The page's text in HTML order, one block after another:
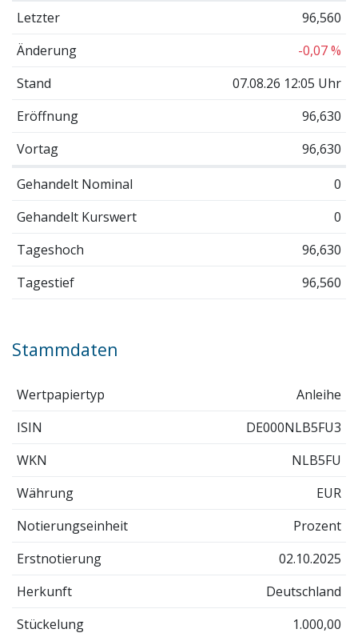
Letzter
96,560
Änderung
-0,07 %
Stand
07.08.26 12:05 Uhr
Eröffnung
96,630
Vortag
96,630
Gehandelt Nominal
0
Gehandelt Kurswert
0
Tageshoch
96,630
Tagestief
96,560
Stammdaten
Wertpapiertyp
Anleihe
ISIN
DE000NLB5FU3
WKN
NLB5FU
Währung
EUR
Notierungseinheit
Prozent
Erstnotierung
02.10.2025
Herkunft
Deutschland
Stückelung
1.000,00